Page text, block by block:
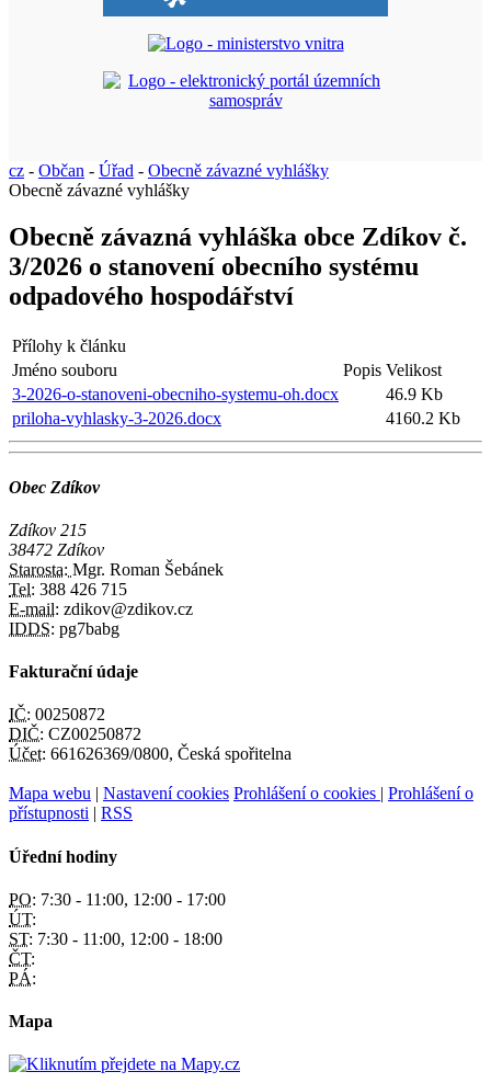
cz - Občan - Úřad - Obecně závazné vyhlášky
Obecně závazné vyhlášky
Obecně závazná vyhláška obce Zdíkov č.
3/2026 o stanovení obecního systému
odpadového hospodářství
Přílohy k článku
Jméno souboru
Popis Velikost
3-2026-o-stanoveni-obecniho-systemu-oh.docx
46.9 Kb
priloha-vyhlasky-3-2026.docx
4160.2 Kb
Obec Zdíkov
Zdíkov 215
38472 Zdíkov
Starosta: Mgr. Roman Šebánek
Tel: 388 426 715
E-mail: zdikov@zdikov.cz
IDDS: pg7babg
Fakturační údaje
IČ: 00250872
DIČ: CZ00250872
Účet: 661626369/0800, Česká spořitelna
Mapa webu | Nastavení cookies Prohlášení o cookies | Prohlášení o
přístupnosti | RSS
Úřední hodiny
PO: 7:30 - 11:00, 12:00 - 17:00
ÚT:
ST: 7:30 - 11:00, 12:00 - 18:00
ČT:
PÁ:
Mapa